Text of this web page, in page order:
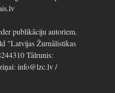
publikāciju autoriem.
"Latvijas Žurnālistikas
Tālrunis:
info@lzc.lv /